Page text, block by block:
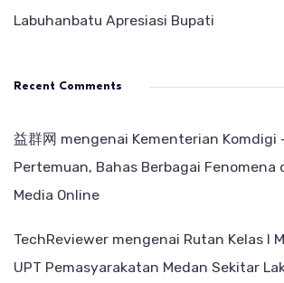
Labuhanbatu Apresiasi Bupati
Recent Comments
益群网 mengenai Kementerian Komdigi
Pertemuan, Bahas Berbagai Fenomena
Media Online
TechReviewer mengenai Rutan Kelas I
UPT Pemasyarakatan Medan Sekitar